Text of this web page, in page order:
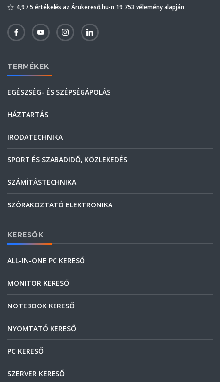
4,9 / 5 értékelés az Árukereső.hu-n 19 753 vélemény alapján
TERMÉKEK
EGÉSZSÉG- ÉS SZÉPSÉGÁPOLÁS
HÁZTARTÁS
IRODATECHNIKA
SPORT ÉS SZABADIDŐ, KÖZLEKEDÉS
SZÁMÍTÁSTECHNIKA
SZÓRAKOZTATÓ ELEKTRONIKA
KERESŐK
ALL-IN-ONE PC KERESŐ
MONITOR KERESŐ
NOTEBOOK KERESŐ
NYOMTATÓ KERESŐ
PC KERESŐ
SZERVER KERESŐ